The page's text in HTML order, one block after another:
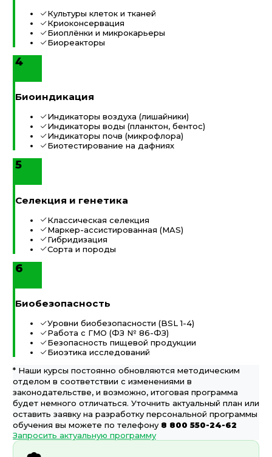
Культуры клеток и тканей
Криоконсервация
Биоплёнки и микрокарьеры
Биореакторы
4
Биоиндикация
Индикаторы воздуха (лишайники)
Индикаторы воды (планктон, бентос)
Индикаторы почв (микрофлора)
Биотестирование на дафниях
5
Селекция и генетика
Классическая селекция
Маркер-ассистированная (MAS)
Гибридизация
Сорта и породы
6
Биобезопасность
Уровни биобезопасности (BSL 1-4)
Работа с ГМО (ФЗ № 86-ФЗ)
Безопасность пищевой продукции
Биоэтика исследований
* Наши курсы постоянно обновляются методическим
отделом в соответствии с изменениями в
законодательстве, и возможно, итоговая программа
будет немного отличаться. Уточнить актуальный план или
оставить заявку на разработку персональной программы
обучения вы можете по телефону 8 800 550-24-62
Запросить актуальную программу